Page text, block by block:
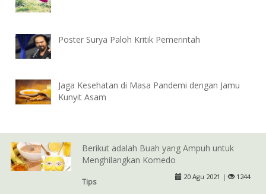
Poster Surya Paloh Kritik Pemerintah
Jaga Kesehatan di Masa Pandemi dengan Jamu
Kunyit Asam
Berikut adalah Buah yang Ampuh untuk
Menghilangkan Komedo
Tips
20 Agu 2021 | 1244